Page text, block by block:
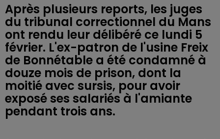
Après plusieurs reports, les juges
du tribunal correctionnel du Mans
ont rendu leur délibéré ce lundi 5
février. L'ex-patron de l'usine Freix
de Bonnétable a été condamné à
douze mois de prison, dont la
moitié avec sursis, pour avoir
exposé ses salariés à l'amiante
pendant trois ans.